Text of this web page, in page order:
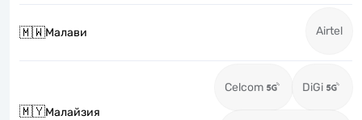
🇲🇼Малави Airtel
🇲🇾Малайзия
Celcom DiGi